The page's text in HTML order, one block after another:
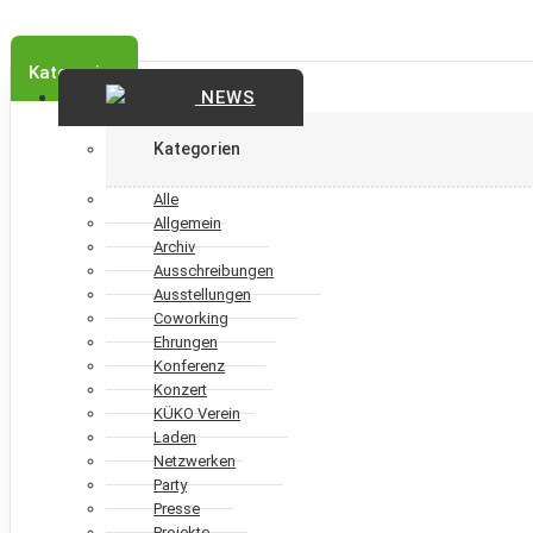
Kategorien
NEWS
Kategorien
Alle
Allgemein
Archiv
Ausschreibungen
Ausstellungen
Coworking
Ehrungen
Konferenz
Konzert
KÜKO Verein
Laden
Netzwerken
Party
Presse